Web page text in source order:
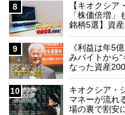
8
【キオクシア
「株価倍増」
銘柄5選】資
9
《利益は年5
みバイトから“
なった資産
10
キオクシア・
マネーが流
場の裏で割安